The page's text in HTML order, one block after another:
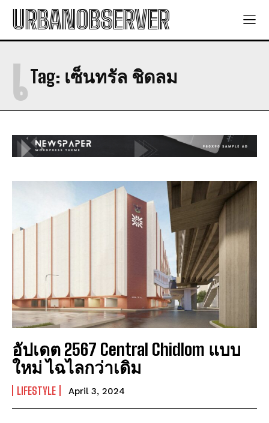
URBANOBSERVER
Tag: เซ็นทรัล ชิดลม
เ
อัปเดต 2567 Central Chidlom แบบ
ใหม่ ไฉไลกว่าเดิม
LIFESTYLE April 3, 2024